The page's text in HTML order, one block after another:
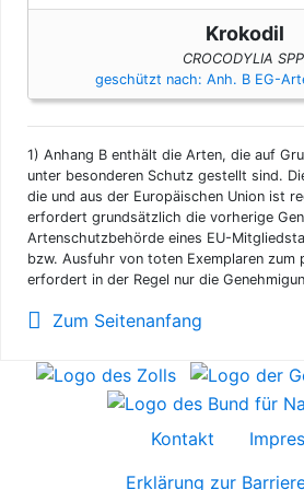
Krokodil
CROCODYLIA
geschützt nach: Anh. B EG-
1) Anhang B enthält die Arten, die auf
unter besonderen Schutz gestellt sind.
die und aus der Europäischen Union ist
erfordert grundsätzlich die vorherige
Artenschutzbehörde eines EU-
bzw. Ausfuhr von toten Exemplaren zum
erfordert in der Regel nur die
Zum Seitenanfang
Kontakt
Erklärung zur